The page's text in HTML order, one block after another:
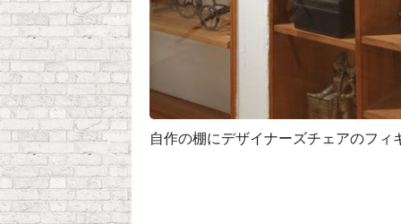
自作の棚にデザイナーズチェアのフィ